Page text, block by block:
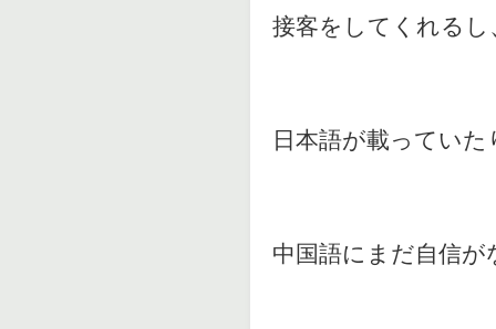
接客をしてくれる
日本語が載ってい
中国語にまだ自信